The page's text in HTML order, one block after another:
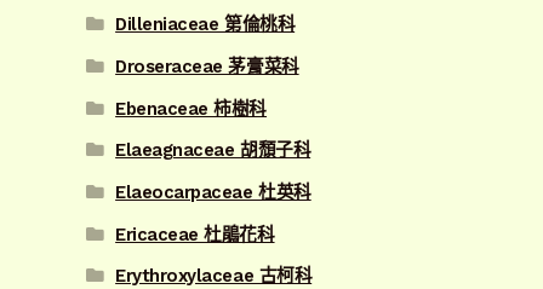
Dilleniaceae 第倫桃科
Droseraceae 茅膏菜科
Ebenaceae 柿樹科
Elaeagnaceae 胡頹子科
Elaeocarpaceae 杜英科
Ericaceae 杜鵑花科
Erythroxylaceae 古柯科